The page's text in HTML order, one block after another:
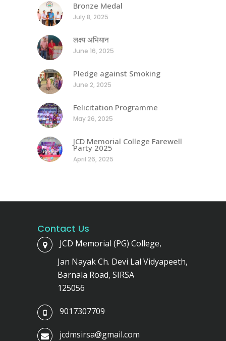
Bronze Medal
July 8, 2025
लक्ष्य अभियान
June 16, 2025
Pledge against Smoking
June 2, 2025
Felicitation Programme
May 26, 2025
JCD Memorial College Farewell
Party 2025
April 26, 2025
Contact Us
JCD Memorial (PG) College,
Jan Nayak Ch. Devi Lal Vidyapeeth,
Barnala Road, SIRSA
125056
9017307709
jcdmsirsa@gmail.com